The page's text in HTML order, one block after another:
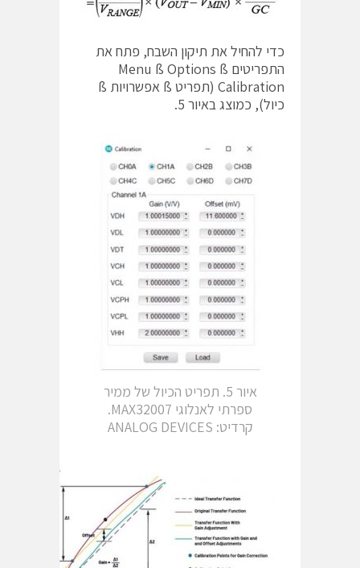
כדי להחיל את תיקון השבח, פתח את
התפריטים Menu ß Options ß
Calibration (תפריט ß אפשרויות ß
כיול), כמוצג באיור 5.
איור 5. תפריט הכיול של ממיר
ספרתי לאנלוגי MAX32007.
קרדיט: ANALOG DEVICES